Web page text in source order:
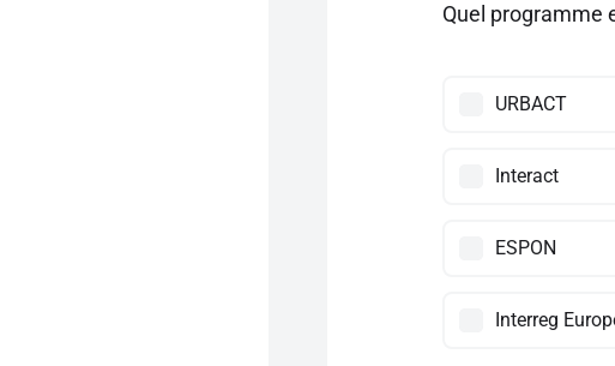
Quel programme
URBACT
Interact
ESPON
Interreg